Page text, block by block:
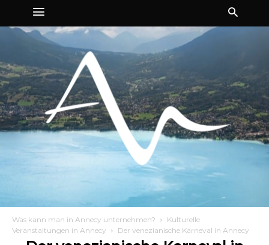
Was kann man in Annecy unternehmen?
Kulturelle
Veranstaltungen in Annecy
Der venezianische Karneval in Annecy